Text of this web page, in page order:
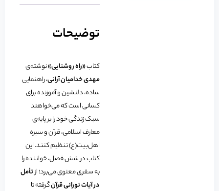
توضیحات
کتاب«راه روشنایی»نوشته‌ی
مهدی خدامیان آرانی، راهنمایی
ساده، دلنشین و آموزنده برای
کسانی است که می‌خواهند
سبک زندگی خود را بر پایه‌ی
معارف اسلامی، قرآن و سیره
اهل‌بیت(ع) تنظیم کنند. این
کتاب در شش فصل، خواننده را
به سفری معنوی می‌برد؛ ازتأمل
در آیات نورانی قرآنگرفته تا